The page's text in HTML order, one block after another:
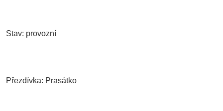
Stav: provozní
Přezdívka: Prasátko